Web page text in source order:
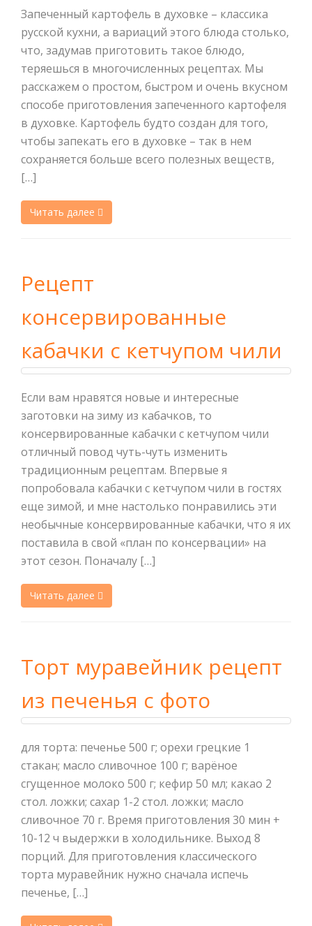
Запеченный картофель в духовке – классика
русской кухни, а вариаций этого блюда столько,
что, задумав приготовить такое блюдо,
теряешься в многочисленных рецептах. Мы
расскажем о простом, быстром и очень вкусном
способе приготовления запеченного картофеля
в духовке. Картофель будто создан для того,
чтобы запекать его в духовке – так в нем
сохраняется больше всего полезных веществ,
[…]
Читать далее
Рецепт
консервированные
кабачки с кетчупом чили
Если вам нравятся новые и интересные
заготовки на зиму из кабачков, то
консервированные кабачки с кетчупом чили
отличный повод чуть-чуть изменить
традиционным рецептам. Впервые я
попробовала кабачки с кетчупом чили в гостях
еще зимой, и мне настолько понравились эти
необычные консервированные кабачки, что я их
поставила в свой «план по консервации» на
этот сезон. Поначалу […]
Читать далее
Торт муравейник рецепт
из печенья с фото
для торта: печенье 500 г; орехи грецкие 1
стакан; масло сливочное 100 г; варёное
сгущенное молоко 500 г; кефир 50 мл; какао 2
стол. ложки; сахар 1-2 стол. ложки; масло
сливочное 70 г. Время приготовления 30 мин +
10-12 ч выдержки в холодильнике. Выход 8
порций. Для приготовления классического
торта муравейник нужно сначала испечь
печенье, […]